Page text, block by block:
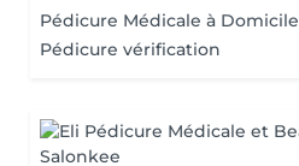
Pédicure Médicale à Domicile
Pédicure vérification